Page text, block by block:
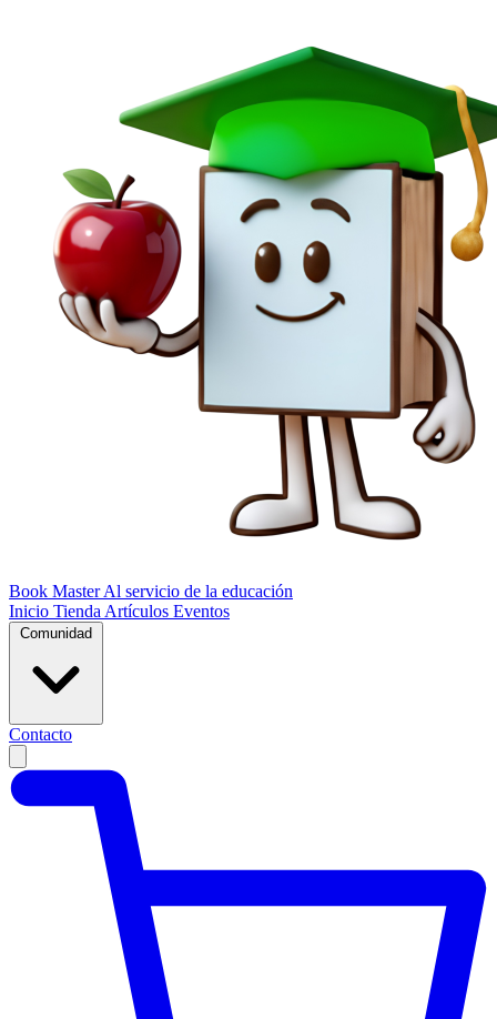
Book Master Al servicio de la educación
Inicio Tienda Artículos Eventos
Comunidad
Contacto